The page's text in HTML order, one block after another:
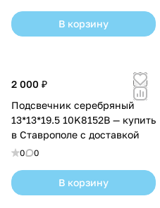
В корзину
2 000 ₽
Подсвечник серебряный
13*13*19.5 10K8152B — купить
в Ставрополе с доставкой
0 0
В корзину